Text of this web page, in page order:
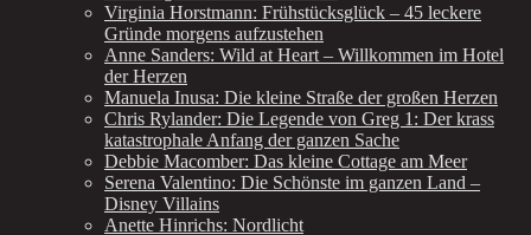
Virginia Horstmann: Frühstücksglück – 45 leckere
Gründe morgens aufzustehen
Anne Sanders: Wild at Heart – Willkommen im Hotel
der Herzen
Manuela Inusa: Die kleine Straße der großen Herzen
Chris Rylander: Die Legende von Greg 1: Der krass
katastrophale Anfang der ganzen Sache
Debbie Macomber: Das kleine Cottage am Meer
Serena Valentino: Die Schönste im ganzen Land –
Disney Villains
Anette Hinrichs: Nordlicht